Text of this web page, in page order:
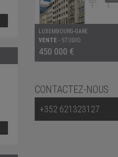
LUXEMBOURG-GARE
VENTE - STUDIO
450 000 €
CONTACTEZ-NOUS
+352 621323127